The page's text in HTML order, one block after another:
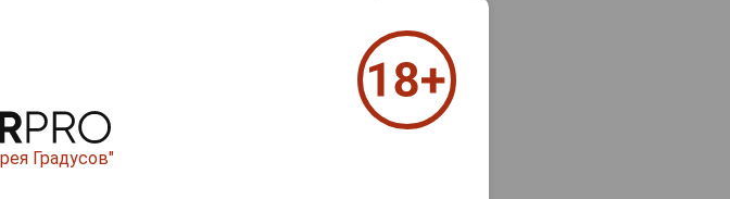
из 2000 знаков
Градусов"